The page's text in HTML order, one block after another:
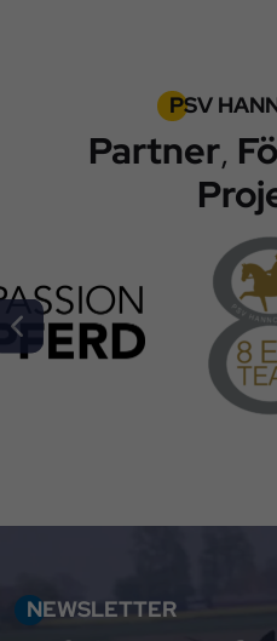
PSV
Partner,
NEWSLETTER